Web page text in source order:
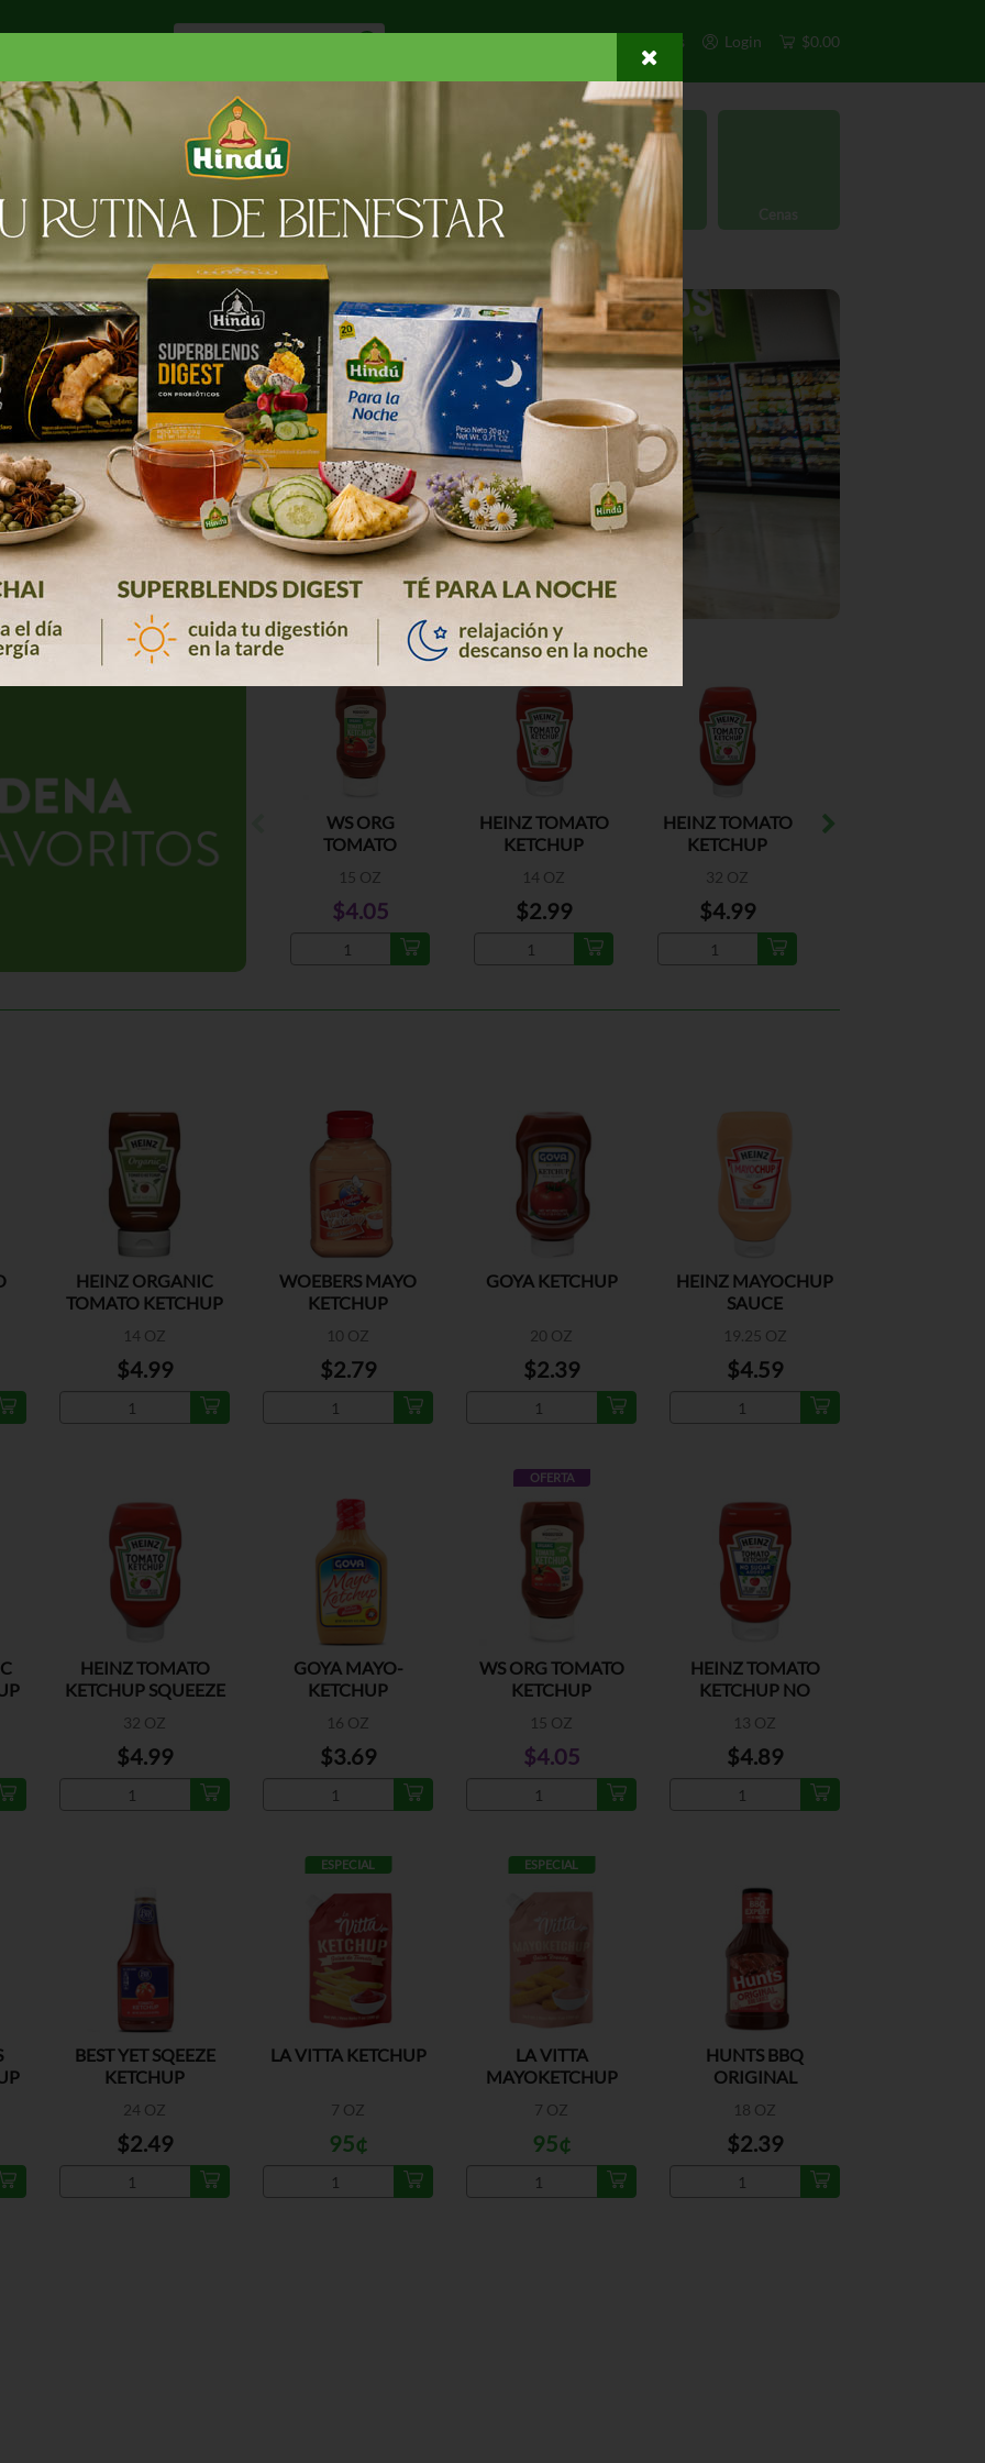
Otros Login $0.00
Lácteos
Hogar, Salud y
Belleza
Deli y Bakery Orgánico Licores
OFERTA
WS ORG
TOMATO
15 OZ
$4.05
HEINZ TOMATO
KETCHUP
14 OZ
$2.99
HEINZ TOMATO
KETCHUP
32 OZ
$4.99
HEINZ ORGANIC
TOMATO KETCHUP
14 OZ
$4.99
WOEBERS MAYO
KETCHUP
10 OZ
$2.79
GOYA KETCHUP
20 OZ
$2.39
HEINZ MAYOCHUP
SAUCE
19.25 OZ
$4.59
HEINZ TOMATO
KETCHUP SQUEEZE
32 OZ
$4.99
GOYA MAYO-
KETCHUP
16 OZ
$3.69
OFERTA
WS ORG TOMATO
KETCHUP
15 OZ
$4.05
HEINZ TOMATO
KETCHUP NO
13 OZ
$4.89
BEST YET SQEEZE
KETCHUP
24 OZ
$2.49
ESPECIAL
LA VITTA KETCHUP
7 OZ
95¢
ESPECIAL
LA VITTA
MAYOKETCHUP
7 OZ
95¢
HUNTS BBQ
ORIGINAL
18 OZ
$2.39